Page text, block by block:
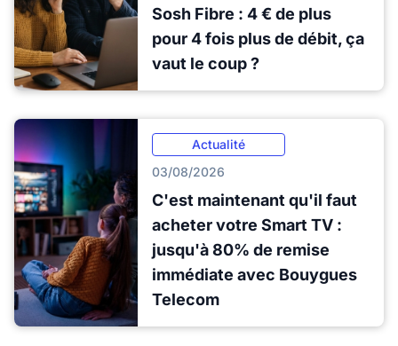
Sosh Fibre : 4 € de plus
pour 4 fois plus de débit, ça
vaut le coup ?
Actualité
03/08/2026
C'est maintenant qu'il faut
acheter votre Smart TV :
jusqu'à 80% de remise
immédiate avec Bouygues
Telecom